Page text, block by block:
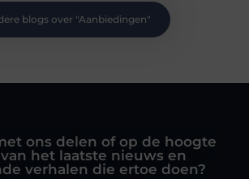
blogs over "Aanbiedingen"
ons delen of op de hoogte
het laatste nieuws en
verhalen die ertoe doen?